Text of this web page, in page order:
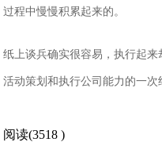
过程中慢慢积累起来的。
纸上谈兵确实很容易，执行起
活动策划和执行公司能力的一次
阅读(3518 )